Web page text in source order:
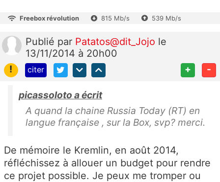
Freebox révolution 815 Mb/s 539 Mb/s
Publié par Patatos@dit_Jojo le
13/11/2014 à 20h00
!
citer + -
picassoloto a écrit
A quand la chaine Russia Today (RT) en
langue française , sur la Box, svp? merci.
De mémoire le Kremlin, en août 2014,
réfléchissez à allouer un budget pour rendre
ce projet possible. Je peux me tromper ou